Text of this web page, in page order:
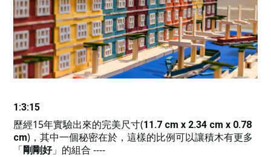
1:3:15
歷經15年實驗出來的完美尺寸(11.7 cm x 2.34 cm x 0.78
cm)，其中一個秘密在於，這樣的比例可以讓積木有更多
「剛剛好」的組合 ----